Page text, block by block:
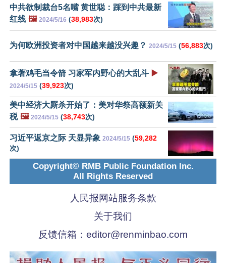
中共欲制裁台5名嘴 黄世聪：踩到中共最新
红线 🖼️ 2024/5/16 (38,983次)
为何欧洲投资者对中国越来越没兴趣？ 2024/5/15 (56,883次)
拿著鸡毛当令箭 习家军内野心的大乱斗 ▶️
2024/5/15 (39,923次)
美中经济大厮杀开始了：美对华祭高额新关
税 🖼️ 2024/5/15 (38,743次)
习近平返京之际 天显异象 2024/5/15 (59,282
次)
Copyright© RMB Public Foundation Inc.
All Rights Reserved
人民报网站服务条款
关于我们
反馈信箱： editor@renminbao.com